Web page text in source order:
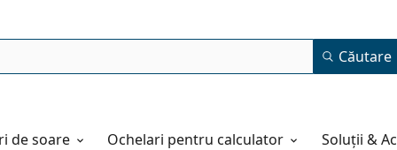
Căutare
de soare Ochelari pentru calculator Soluții &